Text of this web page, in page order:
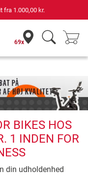
fra 1.000,00 kr.
69x
BIKES HOS
1 INDEN FOR
din udholdenhed